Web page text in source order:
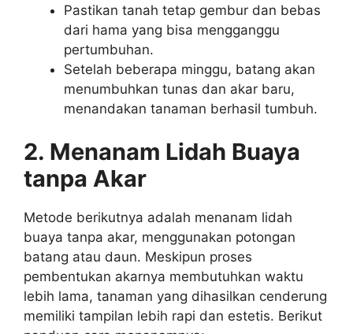
Pastikan tanah tetap gembur dan bebas
dari hama yang bisa mengganggu
pertumbuhan.
Setelah beberapa minggu, batang akan
menumbuhkan tunas dan akar baru,
menandakan tanaman berhasil tumbuh.
2. Menanam Lidah Buaya
tanpa Akar
Metode berikutnya adalah menanam lidah
buaya tanpa akar, menggunakan potongan
batang atau daun. Meskipun proses
pembentukan akarnya membutuhkan waktu
lebih lama, tanaman yang dihasilkan cenderung
memiliki tampilan lebih rapi dan estetis. Berikut